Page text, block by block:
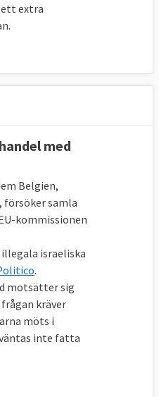
extra
med
Belgien,
försöker samla
kommissionen
israeliska
.
motsätter sig
kräver
möts i
inte fatta